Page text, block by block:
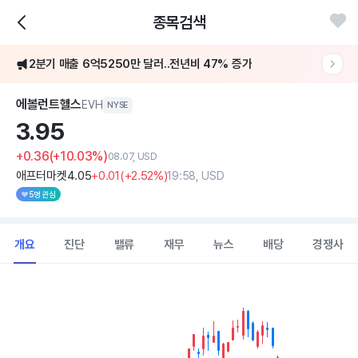
종목검색
[어닝콜] 에볼런트헬스, 2분기 매출 31%↑·연간 가이던스 상향
2분기 매출 6억5250만 달러..전년비 47% 증가
[어닝콜] 에볼런트헬스, 2분기 매출 31%↑·연간 가이던스 상향
에볼런트헬스EVH NYSE
3.95
+0.36(+10.03%)08.07, USD
애프터마켓4.05+0.01(+2.52%)19:58, USD
5명 관심
개요 진단 밸류 재무 뉴스 배당 경쟁사
The chart has 1 X axis displaying Time. Data ranges from
The chart has 1 Y axis displaying values. Data ranges from 2.95